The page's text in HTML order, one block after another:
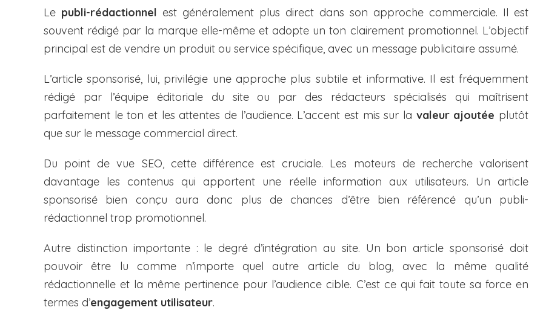
Le publi-rédactionnel est généralement plus direct dans son approche commerciale. Il est
souvent rédigé par la marque elle-même et adopte un ton clairement promotionnel. L’objectif
principal est de vendre un produit ou service spécifique, avec un message publicitaire assumé.
L’article sponsorisé, lui, privilégie une approche plus subtile et informative. Il est fréquemment
rédigé par l’équipe éditoriale du site ou par des rédacteurs spécialisés qui maîtrisent
parfaitement le ton et les attentes de l’audience. L’accent est mis sur la valeur ajoutée plutôt
que sur le message commercial direct.
Du point de vue SEO, cette différence est cruciale. Les moteurs de recherche valorisent
davantage les contenus qui apportent une réelle information aux utilisateurs. Un article
sponsorisé bien conçu aura donc plus de chances d’être bien référencé qu’un publi-
rédactionnel trop promotionnel.
Autre distinction importante : le degré d’intégration au site. Un bon article sponsorisé doit
pouvoir être lu comme n’importe quel autre article du blog, avec la même qualité
rédactionnelle et la même pertinence pour l’audience cible. C’est ce qui fait toute sa force en
termes d’engagement utilisateur.